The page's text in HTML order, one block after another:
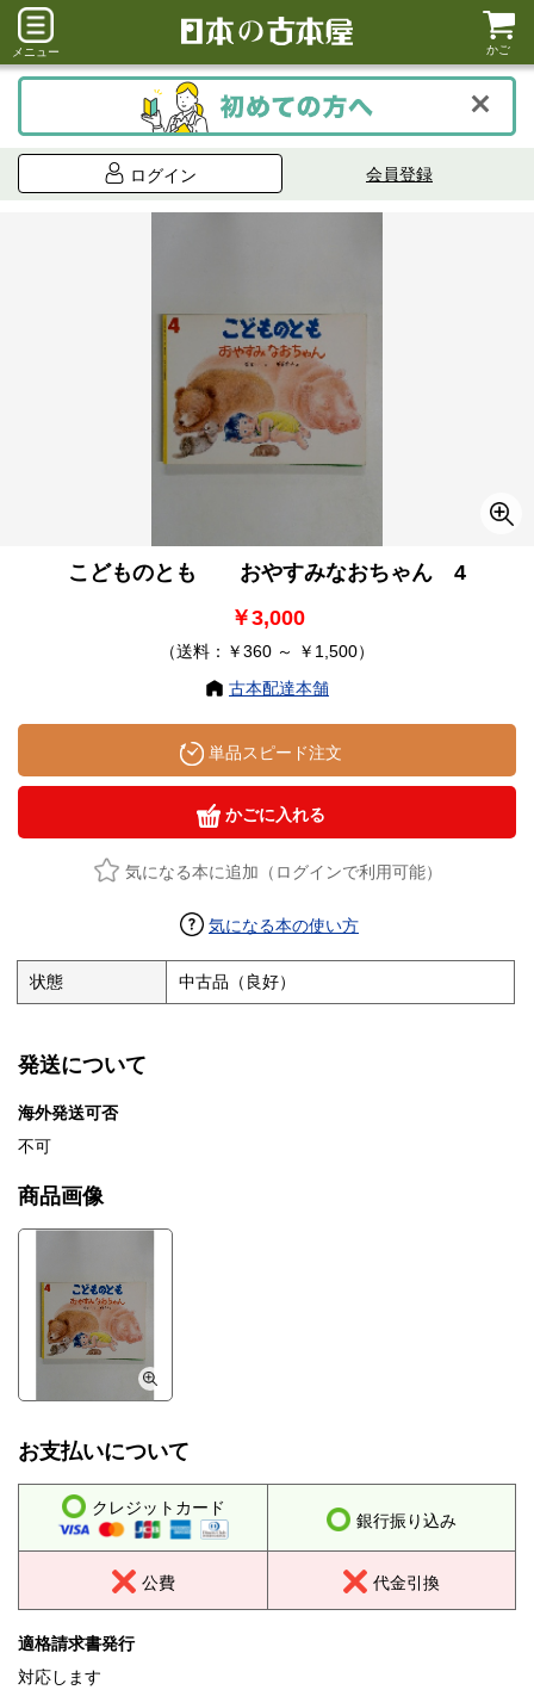
メニュー かご
ログイン 会員登録
こどものとも おやすみなおちゃん 4
￥3,000
（送料：￥360 ～ ￥1,500）
古本配達本舗
単品スピード注文
かごに入れる
気になる本に追加（ログインで利用可能）
気になる本の使い方
状態 中古品（良好）
発送について
海外発送可否
不可
商品画像
お支払いについて
クレジットカード
銀行振り込み
公費 代金引換
適格請求書発行
対応します